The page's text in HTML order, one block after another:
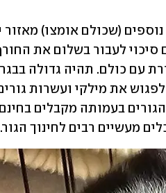
מעשיים רבים לחינוך הגור.